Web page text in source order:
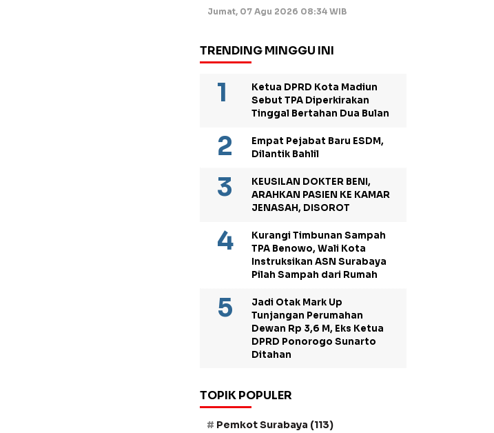
Jumat, 07 Agu 2026 08:34 WIB
TRENDING MINGGU INI
Ketua DPRD Kota Madiun
Sebut TPA Diperkirakan
Tinggal Bertahan Dua Bulan
Empat Pejabat Baru ESDM,
Dilantik Bahlil
KEUSILAN DOKTER BENI,
ARAHKAN PASIEN KE KAMAR
JENASAH, DISOROT
Kurangi Timbunan Sampah
TPA Benowo, Wali Kota
Instruksikan ASN Surabaya
Pilah Sampah dari Rumah
Jadi Otak Mark Up
Tunjangan Perumahan
Dewan Rp 3,6 M, Eks Ketua
DPRD Ponorogo Sunarto
Ditahan
TOPIK POPULER
Pemkot Surabaya (113)